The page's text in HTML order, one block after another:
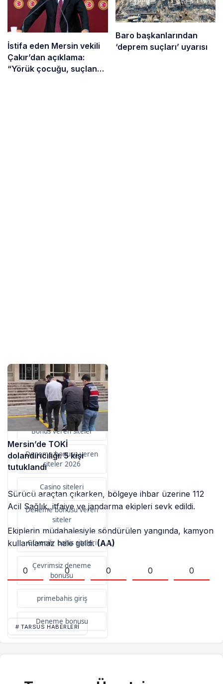
İstifa eden Mersin vekili
Çakır’dan açıklama:
“Yörük çocuğu, suçlanan
Sponsorlarımız
Bu içerik destekçileri
primebahis resmi giris
Bonus veren siteler
Deneme bonusu veren
siteler 2026
Casino siteleri
Deneme bonusu veren
siteler
Güvenilir bahis siteleri
Çevrimsiz deneme
bonusu
primebahis giriş
Deneme bonusu
Baro başkanlarından
‘deprem suçları’ uyarısı
Mersin’de TOKİ
dolandırıcılığı: 5 kişi
tutuklandı
Sürücü araçtan çıkarken, bölgeye ihbar üzerine 112
Acil Sağlık, itfaiye ve jandarma ekipleri sevk edildi.
Ekiplerin müdahalesiyle söndürülen yangında, kamyon
kullanılamaz hale geldi.(AA)
0 0 0 0 0
# TARSUS HABERLERI